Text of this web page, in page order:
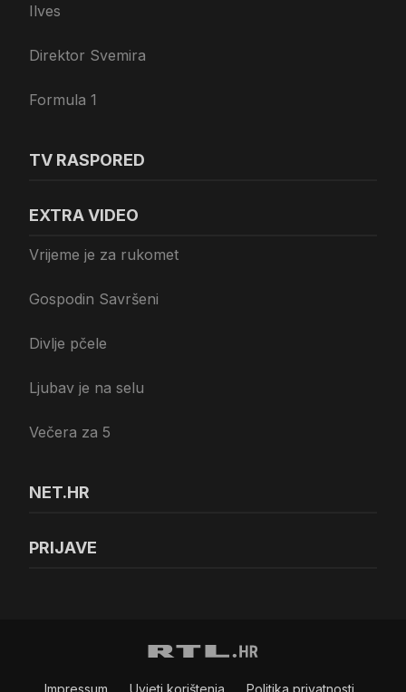
Ilves
Direktor Svemira
Formula 1
TV RASPORED
EXTRA VIDEO
Vrijeme je za rukomet
Gospodin Savršeni
Divlje pčele
Ljubav je na selu
Večera za 5
NET.HR
PRIJAVE
Impressum Uvjeti korištenja Politika privatnosti